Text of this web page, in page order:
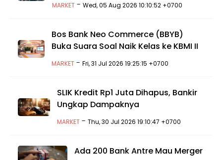
MARKET- Wed, 05 Aug 2026 10:10:52 +0700
Bos Bank Neo Commerce (BBYB)
Buka Suara Soal Naik Kelas ke KBMI II
MARKET -Fri, 31 Jul 2026 19:25:15 +0700
SLIK Kredit Rp1 Juta Dihapus, Bankir
Ungkap Dampaknya
MARKET -Thu, 30 Jul 2026 19:10:47 +0700
Ada 200 Bank Antre Mau Merger